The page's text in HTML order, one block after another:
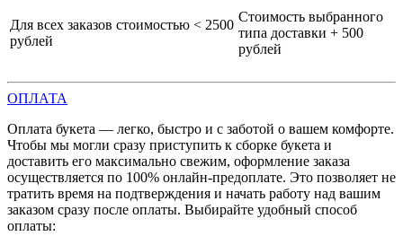
Для всех заказов стоимостью < 2500
рублей
Стоимость выбранного
типа доставки + 500
рублей
ОПЛАТА
Оплата букета — легко, быстро и с заботой о вашем комфорте.
Чтобы мы могли сразу приступить к сборке букета и
доставить его максимально свежим, оформление заказа
осуществляется по 100% онлайн-предоплате. Это позволяет не
тратить время на подтверждения и начать работу над вашим
заказом сразу после оплаты. Выбирайте удобный способ
оплаты: